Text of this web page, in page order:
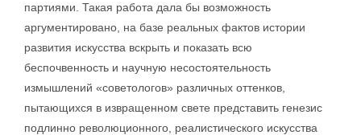
партиями. Такая работа дала бы возможность
аргументировано, на базе реальных фактов истории
развития искусства вскрыть и показать всю
беспочвенность и научную несостоятельность
измышлений «советологов» различных оттенков,
пытающихся в извращенном свете представить генезис
подлинно революционного, реалистического искусства